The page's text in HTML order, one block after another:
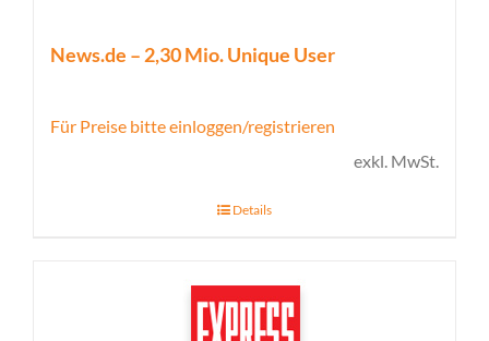
News.de – 2,30 Mio. Unique User
Für Preise bitte einloggen/registrieren
exkl. MwSt.
Details